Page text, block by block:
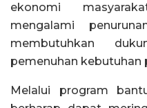
ekonomi
mengalami
membutuhkan
pemenuhan kebutuhan
Melalui program